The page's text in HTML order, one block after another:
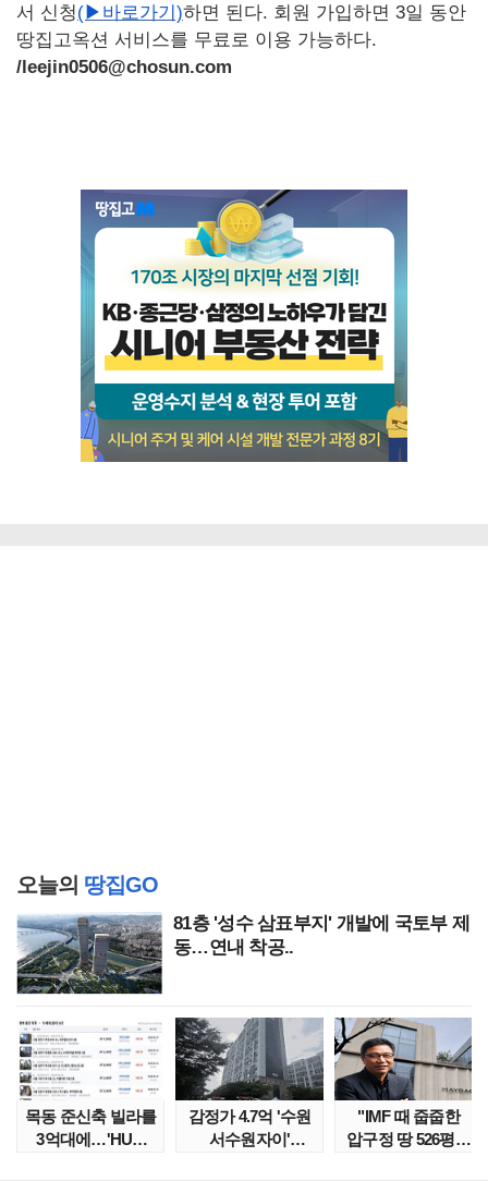
서 신청(▶바로가기)하면 된다. 회원 가입하면 3일 동안
땅집고옥션 서비스를 무료로 이용 가능하다.
/leejin0506@chosun.com
오늘의 땅집GO
81층 '성수 삼표부지' 개발에 국토부 제
동…연내 착공..
목동 준신축 빌라를
3억대에…'HUG
감정가 4.7억 '수원
서수원자이'
"IMF 때 줍줍한
압구정 땅 526평의